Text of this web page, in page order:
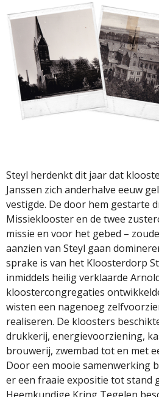
Steyl herdenkt dit jaar dat
Janssen zich anderhalve eeuw
vestigde. De door hem gestarte
Missieklooster en de twee
missie en voor het gebed –
aanzien van Steyl gaan
sprake is van het Kloosterdorp
inmiddels heilig verklaarde
kloostercongregaties
wisten een nagenoeg
realiseren. De kloosters
drukkerij, energievoorziening,
brouwerij, zwembad tot en met
Door een mooie samenwerking
er een fraaie expositie tot stand